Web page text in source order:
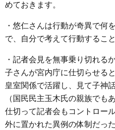
めておきます。
・悠仁さんは行動が奇異で何
で、自分で考えて行動するこ
・記者会見を無事乗り切れる
子さんが宮内庁に仕切らせる
皇室関係で活躍し、見て子神
（国民民主玉木氏の親族でも
仕切って記者会もコントロー
外に置かれた異例の体制だっ